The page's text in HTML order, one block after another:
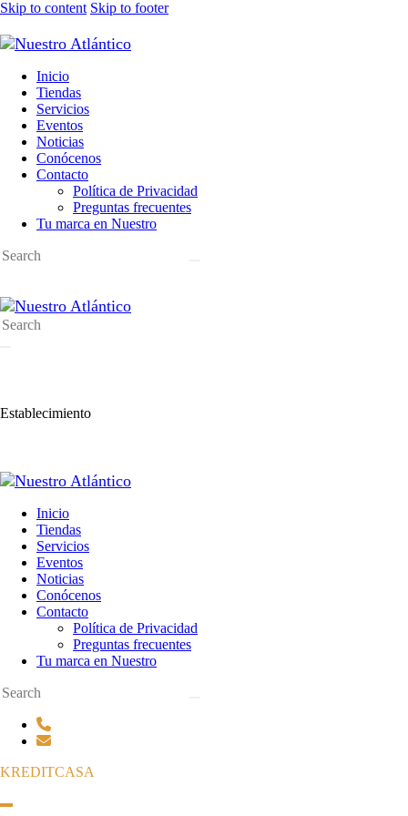
Skip to content Skip to footer
Inicio
Tiendas
Servicios
Eventos
Noticias
Conócenos
Contacto
Política de Privacidad
Preguntas frecuentes
Tu marca en Nuestro
Establecimiento
Inicio
Tiendas
Servicios
Eventos
Noticias
Conócenos
Contacto
Política de Privacidad
Preguntas frecuentes
Tu marca en Nuestro
KREDITCASA